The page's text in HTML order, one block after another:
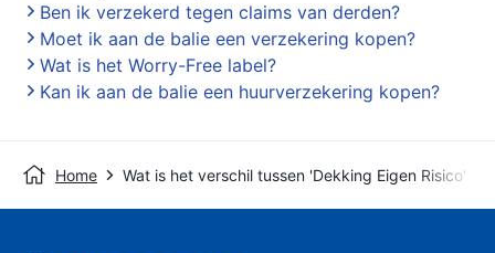
Ben ik verzekerd tegen claims van derden?
Moet ik aan de balie een verzekering kopen?
Wat is het Worry-Free label?
Kan ik aan de balie een huurverzekering kopen?
Home Wat is het verschil tussen 'Dekking Eigen Risico' en